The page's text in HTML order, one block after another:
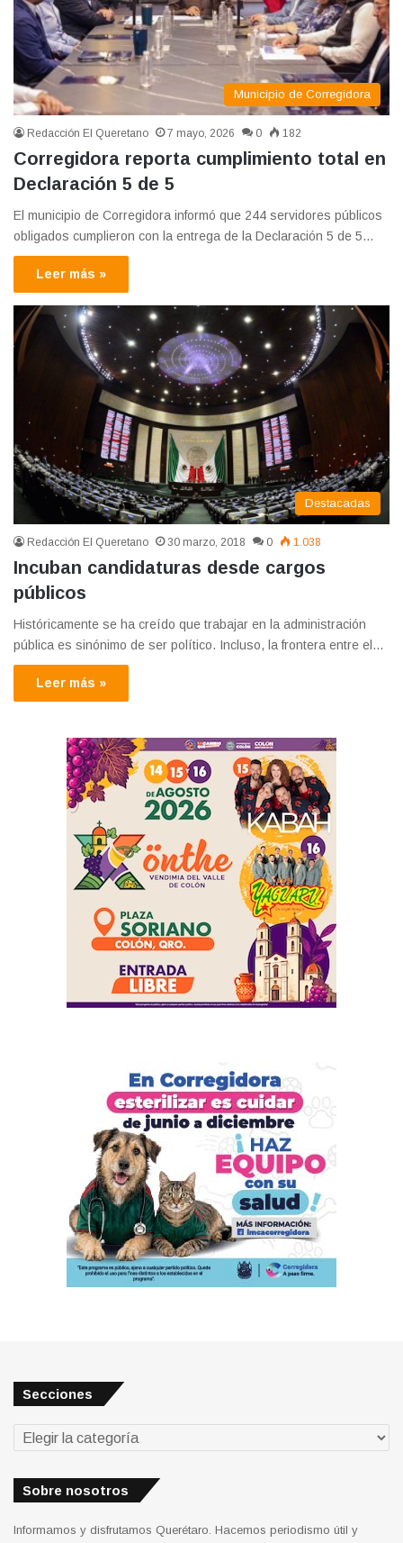
Municipio de Corregidora
Redacción El Queretano 7 mayo, 2026 0 182
Corregidora reporta cumplimiento total en
Declaración 5 de 5
El municipio de Corregidora informó que 244 servidores públicos
obligados cumplieron con la entrega de la Declaración 5 de 5…
Leer más »
Destacadas
Redacción El Queretano 30 marzo, 2018 0 1.038
Incuban candidaturas desde cargos
públicos
Históricamente se ha creído que trabajar en la administración
pública es sinónimo de ser político. Incluso, la frontera entre el…
Leer más »
Secciones
Secciones
Sobre nosotros
Informamos y disfrutamos Querétaro. Hacemos periodismo útil y